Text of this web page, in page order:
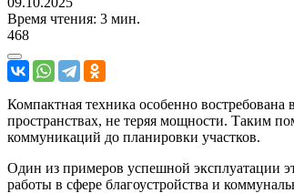
Время чтения: 3 мин.
468
Компактная техника особенно
пространствах, не теряя мощности. Таким
коммуникаций до планировки участков.
Один из примеров успешной эксплуатации
работы в сфере благоустройства и